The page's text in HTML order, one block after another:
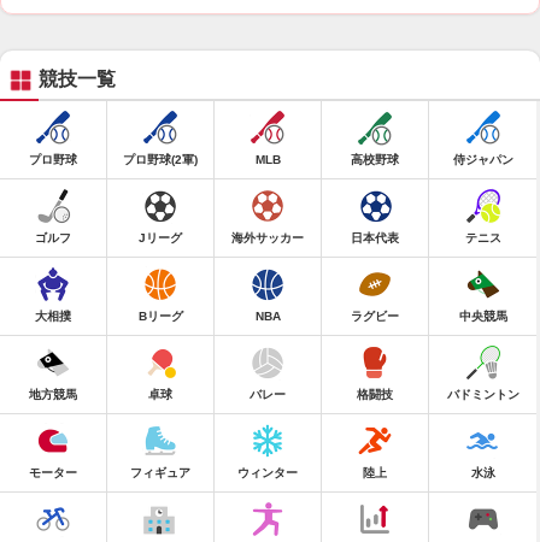
競技一覧
プロ野球 プロ野球(2軍) MLB 高校野球 侍ジャパン
ゴルフ Jリーグ 海外サッカー 日本代表 テニス
大相撲 Bリーグ NBA ラグビー 中央競馬
地方競馬 卓球 バレー 格闘技 バドミントン
モーター フィギュア ウィンター 陸上 水泳